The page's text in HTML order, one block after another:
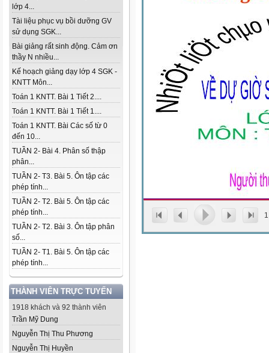
lớp 4...
Tài liệu phục vụ bồi dưỡng GV
sử dụng SGK...
Bài giảng rất sinh động. Cảm ơn
thầy N nhiều...
Kế hoạch giảng dạy lớp 4 SGK -
KNTT Môn...
Toán 1 KNTT. Bài 1 Tiết 2....
Toán 1 KNTT. Bài 1 Tiết 1....
Toán 1 KNTT. Bài Các số từ 0
đến 10...
TUẦN 2- Bài 4. Phân số thập
phân...
TUẦN 2- T3. Bài 5. Ôn tập các
phép tính...
TUẦN 2- T2. Bài 5. Ôn tập các
phép tính...
TUẦN 2- T2. Bài 3. Ôn tập phân
số...
TUẦN 2- T1. Bài 5. Ôn tập các
phép tính...
THÀNH VIÊN TRỰC TUYẾN
1918 khách và 92 thành viên
Trần Mỹ Dung
Nguyễn Thị Thu Phương
Nguyễn Thị Huyền
1